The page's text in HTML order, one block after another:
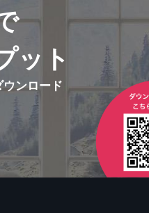
ット
ンロード